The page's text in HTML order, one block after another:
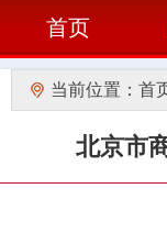
首页
当前位置： 首
北京市